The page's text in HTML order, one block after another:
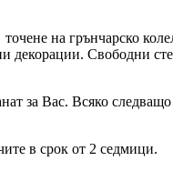
на грънчарско
декорации. Свободни
за Вас. Всяко
в срок от 2 седмици.